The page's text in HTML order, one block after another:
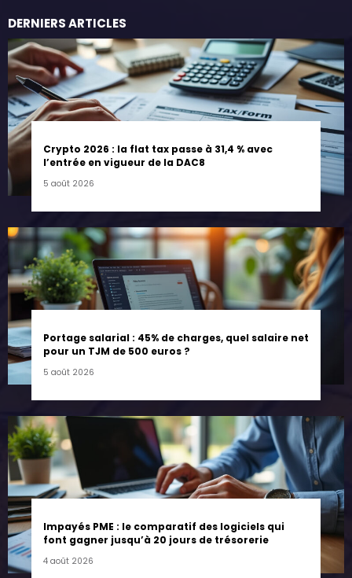
DERNIERS ARTICLES
Crypto 2026 : la flat tax passe à 31,4 % avec
l’entrée en vigueur de la DAC8
5 août 2026
Portage salarial : 45% de charges, quel salaire net
pour un TJM de 500 euros ?
5 août 2026
Impayés PME : le comparatif des logiciels qui
font gagner jusqu’à 20 jours de trésorerie
4 août 2026